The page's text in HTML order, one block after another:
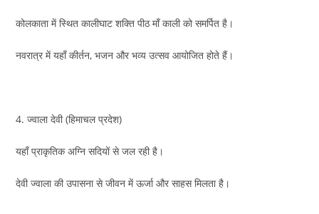
कोलकाता में स्थित कालीघाट शक्ति पीठ माँ काली को समर्पित है।
नवरात्र में यहाँ कीर्तन, भजन और भव्य उत्सव आयोजित होते हैं।
4. ज्वाला देवी (हिमाचल प्रदेश)
यहाँ प्राकृतिक अग्नि सदियों से जल रही है।
देवी ज्वाला की उपासना से जीवन में ऊर्जा और साहस मिलता है।